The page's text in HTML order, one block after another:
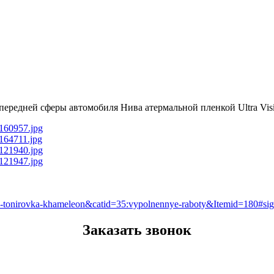
сферы автомобиля Нива атермальной пленкой Ultra
khameleon&catid=35:vypolnennye-
Заказать звонок